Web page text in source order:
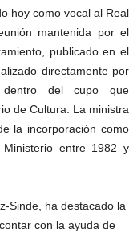
hoy como vocal al Real
mantenida por el
publicado en el
directamente por
dentro del cupo que
de Cultura. La ministra
la incorporación como
entre 1982 y
Sinde, ha destacado la
con la ayuda de